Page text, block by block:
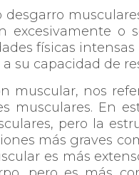
excesivamente o
físicas
su capacidad de
muscular, nos
musculares. En
pero la
más graves
es más